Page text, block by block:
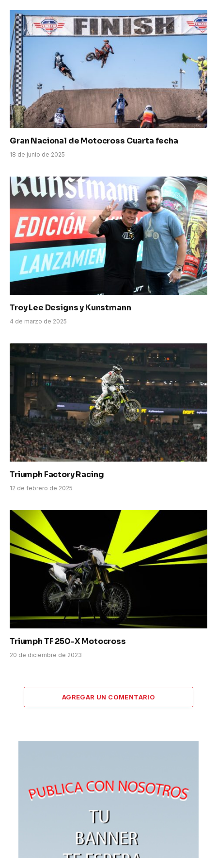
Gran Nacional de Motocross Cuarta fecha
18 de junio de 2025
Troy Lee Designs y Kunstmann
4 de marzo de 2025
Triumph Factory Racing
12 de febrero de 2025
Triumph TF 250-X Motocross
20 de diciembre de 2023
AGREGAR UN COMENTARIO